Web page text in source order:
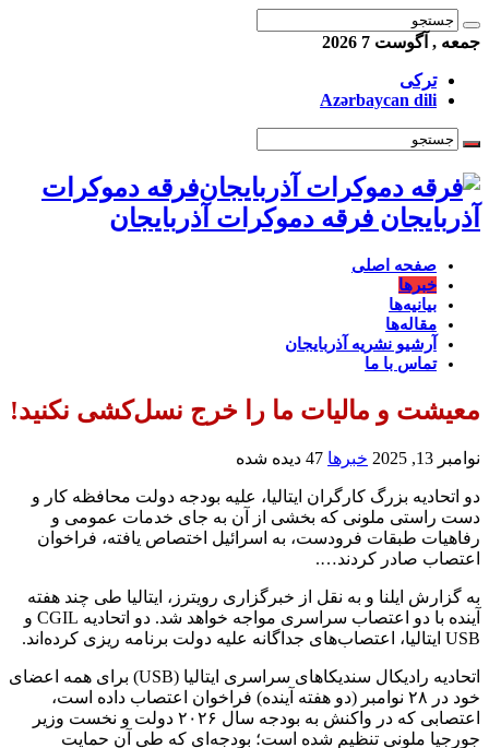
جمعه , آگوست 7 2026
ترکی
Azərbaycan dili
فرقه دموکرات
آذربایجان فرقه دموکرات آذربایجان
صفحه اصلی
خبرها
بیانیه‌ها
مقاله‌ها
آرشیو نشریه آذربایجان
تماس با ما
معیشت و مالیات ما را خرج نسل‌کشی نکنید!
نوامبر 13, 2025 خبرها 47 دیده شده
دو اتحادیه بزرگ کارگران ایتالیا، علیه بودجه دولت محافظه کار و
دست راستی ملونی که بخشی از آن به جای خدمات عمومی و
رفاهیات طبقات فرودست، به اسرائیل اختصاص یافته، فراخوان
اعتصاب صادر کردند….
به گزارش ایلنا و به نقل از خبرگزاری رویترز، ایتالیا طی چند هفته
آینده با دو اعتصاب سراسری مواجه خواهد شد. دو اتحادیه CGIL و
USB ایتالیا، اعتصاب‌های جداگانه علیه دولت برنامه ریزی کرده‌اند.
اتحادیه رادیکال سندیکاهای سراسری ایتالیا (USB) برای همه اعضای
خود در ۲۸ نوامبر (دو هفته آینده) فراخوان اعتصاب داده است،
اعتصابی که در واکنش به بودجه سال ۲۰۲۶ دولت و نخست وزیر
جورجیا ملونی تنظیم شده است؛ بودجه‌ای که طی آن حمایت